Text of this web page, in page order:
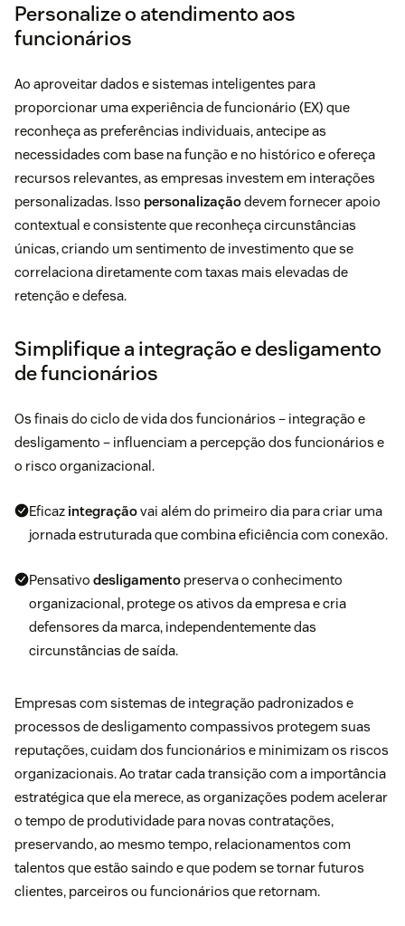
Personalize o atendimento aos
funcionários
Ao aproveitar dados e sistemas inteligentes para
proporcionar uma experiência de funcionário (EX) que
reconheça as preferências individuais, antecipe as
necessidades com base na função e no histórico e ofereça
recursos relevantes, as empresas investem em interações
personalizadas. Isso personalizaçãodevem fornecer apoio
contextual e consistente que reconheça circunstâncias
únicas, criando um sentimento de investimento que se
correlaciona diretamente com taxas mais elevadas de
retenção e defesa.
Simplifique a integração e desligamento
de funcionários
Os finais do ciclo de vida dos funcionários – integração e
desligamento – influenciam a percepção dos funcionários e
o risco organizacional.
Eficaz integraçãovai além do primeiro dia para criar uma
jornada estruturada que combina eficiência com conexão.
Pensativo desligamento preserva o conhecimento
organizacional, protege os ativos da empresa e cria
defensores da marca, independentemente das
circunstâncias de saída.
Empresas com sistemas de integração padronizados e
processos de desligamento compassivos protegem suas
reputações, cuidam dos funcionários e minimizam os riscos
organizacionais. Ao tratar cada transição com a importância
estratégica que ela merece, as organizações podem acelerar
o tempo de produtividade para novas contratações,
preservando, ao mesmo tempo, relacionamentos com
talentos que estão saindo e que podem se tornar futuros
clientes, parceiros ou funcionários que retornam.